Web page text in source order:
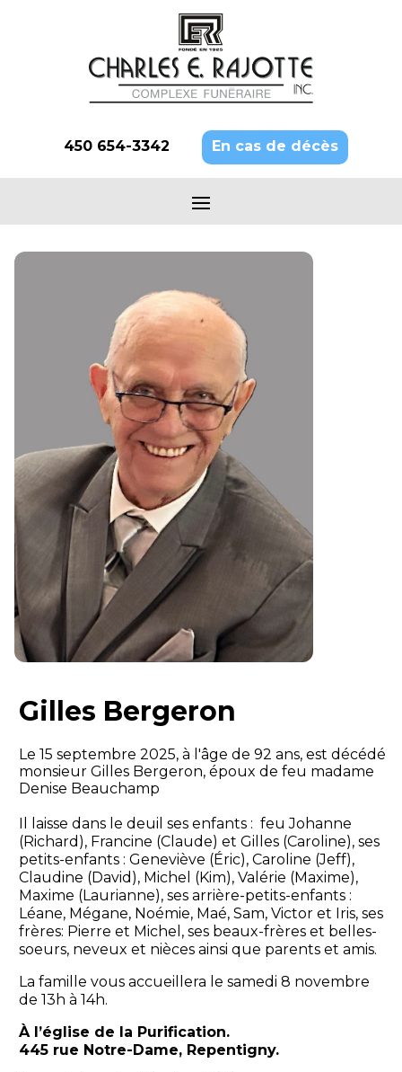
450 654-3342 En cas de décès
Gilles Bergeron
Le 15 septembre 2025, à l'âge de 92 ans, est décédé
monsieur Gilles Bergeron, époux de feu madame
Denise Beauchamp
Il laisse dans le deuil ses enfants : feu Johanne
(Richard), Francine (Claude) et Gilles (Caroline), ses
petits-enfants : Geneviève (Éric), Caroline (Jeff),
Claudine (David), Michel (Kim), Valérie (Maxime),
Maxime (Laurianne), ses arrière-petits-enfants :
Léane, Mégane, Noémie, Maé, Sam, Victor et Iris, ses
frères: Pierre et Michel, ses beaux-frères et belles-
soeurs, neveux et nièces ainsi que parents et amis.
La famille vous accueillera le samedi 8 novembre
de 13h à 14h.
À l’église de la Purification.
445 rue Notre-Dame, Repentigny.